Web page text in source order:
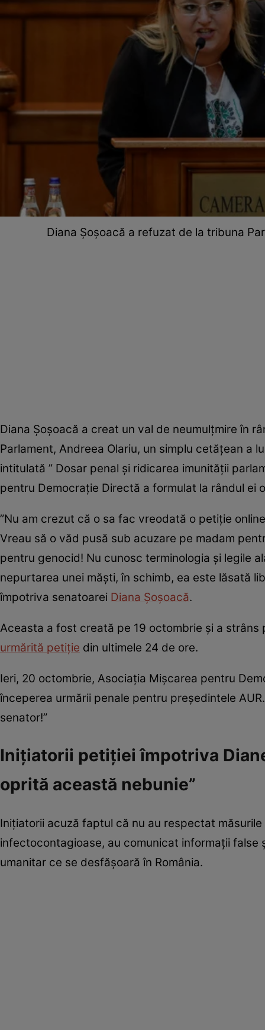
Diana Șoșoacă a refuzat de la tribuna
Diana Șoșoacă a creat un val de neumulțmire în
Parlament, Andreea Olariu, un simplu cetățean a
intitulată ” Dosar penal și ridicarea imunității
pentru Democrație Directă a formulat la rândul ei
”Nu am crezut că o sa fac vreodată o petiție
Vreau să o văd pusă sub acuzare pe madam
pentru genocid! Nu cunosc terminologia și legile
nepurtarea unei măști, în schimb, ea este lăsată
împotriva senatoarei Diana Șoșoacă.
Aceasta a fost creată pe 19 octombrie și a strâns
urmărită petiție din ultimele 24 de ore.
Ieri, 20 octombrie, Asociația Mișcarea pentru
începerea urmării penale pentru președintele
senator!”
Inițiatorii petiției împotriva
oprită această nebunie”
Inițiatorii acuză faptul că nu au respectat
infectocontagioase, au comunicat informații
umanitar ce se desfășoară în România.